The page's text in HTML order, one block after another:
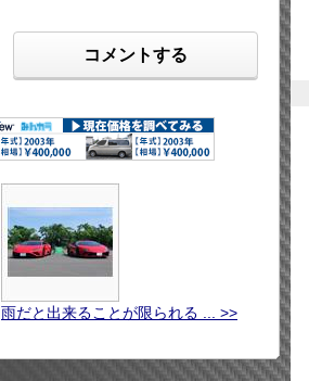
コメントする
雨だと出来ることが限られる ... >>